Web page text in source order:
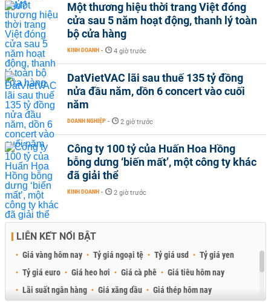
Một thương hiệu thời trang Việt đóng
cửa sau 5 năm hoạt động, thanh lý toàn
bộ cửa hàng
KINH DOANH - 4 giờ trước
DatVietVAC lãi sau thuế 135 tỷ đồng
nửa đầu năm, dồn 6 concert vào cuối
năm
DOANH NGHIỆP - 2 giờ trước
Công ty 100 tỷ của Huấn Hoa Hồng
bỗng dưng ‘biến mất’, một công ty khác
đã giải thể
KINH DOANH - 2 giờ trước
LIÊN KẾT NỔI BẬT
Giá vàng hôm nay Tỷ giá ngoại tệ Tỷ giá usd
Tỷ giá yen
Tỷ giá euro
Giá heo hơi Giá cà phê
Giá tiêu hôm nay
Lãi suất ngân hàng
Giá xăng dầu Giá thép hôm nay